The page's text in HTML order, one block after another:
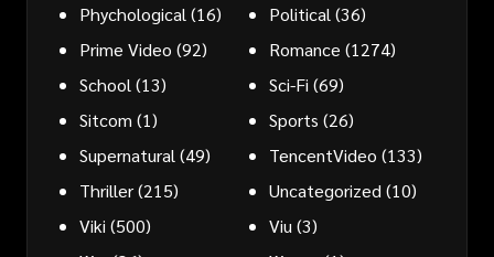
Phychological (16) Political (36)
Prime Video (92) Romance (1274)
School (13) Sci-Fi (69)
Sitcom (1) Sports (26)
Supernatural (49) TencentVideo (133)
Thriller(215) Uncategorized (10)
Viki (500) Viu (3)